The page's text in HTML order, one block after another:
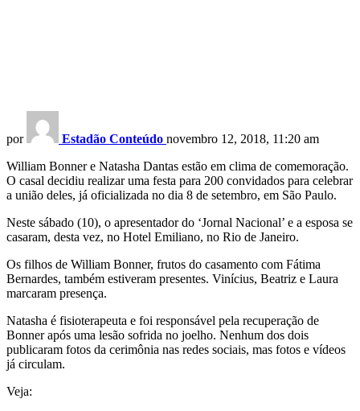
por Estadão Conteúdo novembro 12, 2018, 11:20 am
William Bonner e Natasha Dantas estão em clima de comemoração.
O casal decidiu realizar uma festa para 200 convidados para celebrar
a união deles, já oficializada no dia 8 de setembro, em São Paulo.
Neste sábado (10), o apresentador do ‘Jornal Nacional’ e a esposa se
casaram, desta vez, no Hotel Emiliano, no Rio de Janeiro.
Os filhos de William Bonner, frutos do casamento com Fátima
Bernardes, também estiveram presentes. Vinícius, Beatriz e Laura
marcaram presença.
Natasha é fisioterapeuta e foi responsável pela recuperação de
Bonner após uma lesão sofrida no joelho. Nenhum dos dois
publicaram fotos da cerimônia nas redes sociais, mas fotos e vídeos
já circulam.
Veja: